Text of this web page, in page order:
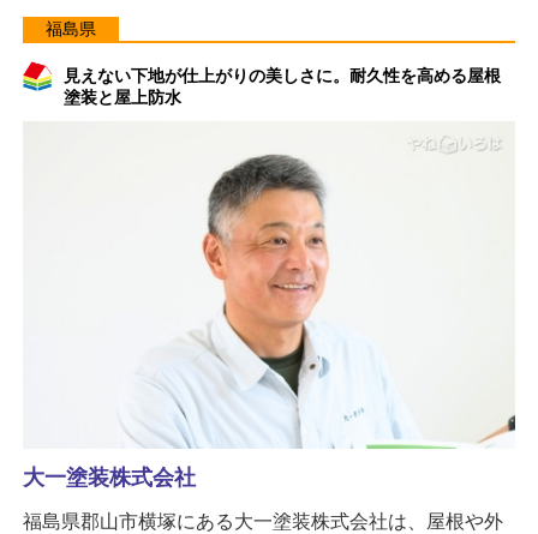
福島県
見えない下地が仕上がりの美しさに。耐久性を高める屋根
塗装と屋上防水
大一塗装株式会社
福島県郡山市横塚にある大一塗装株式会社は、屋根や外